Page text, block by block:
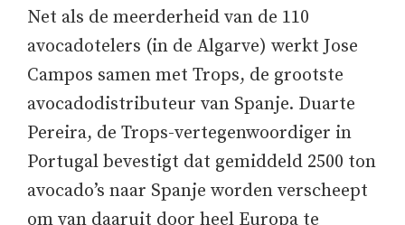
Net als de meerderheid van de 110
avocadotelers (in de Algarve) werkt Jose
Campos samen met Trops, de grootste
avocadodistributeur van Spanje. Duarte
Pereira, de Trops-vertegenwoordiger in
Portugal bevestigt dat gemiddeld 2500 ton
avocado’s naar Spanje worden verscheept
om van daaruit door heel Europa te